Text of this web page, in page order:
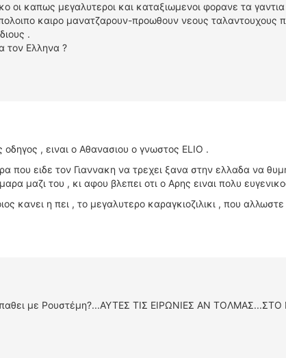
οι καπως μεγαλυτεροι και καταξιωμενοι φορανε τα
καιρο μανατζαρουν-προωθουν νεους ταλαντουχους
.
τον Ελληνα ?
οδηγος , ειναι ο Αθανασιου ο γνωστος ELIO .
που ειδε τον Γιαννακη να τρεχει ξανα στην ελλαδα να
μαζι του , κι αφου βλεπει οτι ο Αρης ειναι πολυ
κανει η πει , το μεγαλυτερο καραγκιοζιλικι , που
με Ρουστέμη?...ΑΥΤΕΣ ΤΙΣ ΕΙΡΩΝΙΕΣ ΑΝ